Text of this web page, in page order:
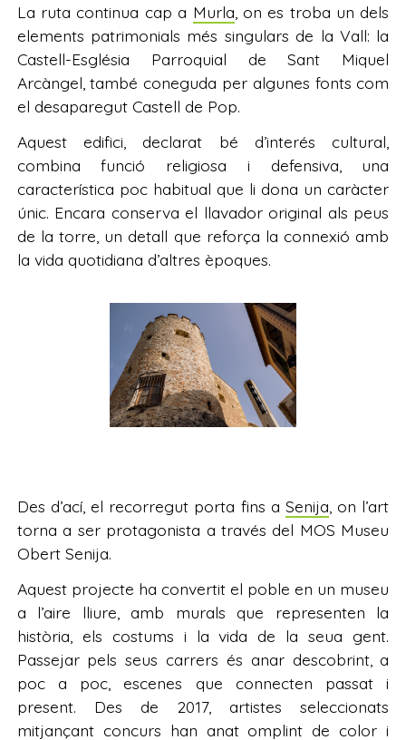
La ruta continua cap a Murla , on es troba un dels
elements patrimonials més singulars de la Vall: la
Castell-Església Parroquial de Sant Miquel
Arcàngel, també coneguda per algunes fonts com
el desaparegut Castell de Pop.
Aquest edifici, declarat bé d’interés cultural,
combina funció religiosa i defensiva, una
característica poc habitual que li dona un caràcter
únic. Encara conserva el llavador original als peus
de la torre, un detall que reforça la connexió amb
la vida quotidiana d’altres èpoques.
Des d’ací, el recorregut porta fins a Senija , on l’art
torna a ser protagonista a través del MOS Museu
Obert Senija.
Aquest projecte ha convertit el poble en un museu
a l’aire lliure, amb murals que representen la
història, els costums i la vida de la seua gent.
Passejar pels seus carrers és anar descobrint, a
poc a poc, escenes que connecten passat i
present. Des de 2017, artistes seleccionats
mitjançant concurs han anat omplint de color i